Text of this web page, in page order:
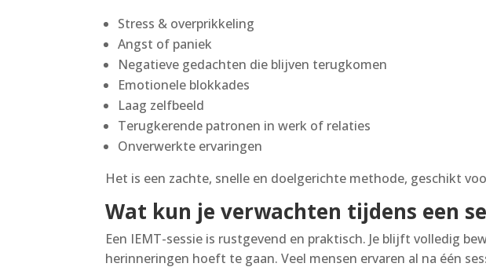
Stress & overprikkeling
Angst of paniek
Negatieve gedachten die blijven terugkomen
Emotionele blokkades
Laag zelfbeeld
Terugkerende patronen in werk of relaties
Onverwerkte ervaringen
Het is een zachte, snelle en doelgerichte methode, geschikt
Wat kun je verwachten tijdens een
Een IEMT-sessie is rustgevend en praktisch. Je blijft volledig
herinneringen hoeft te gaan. Veel mensen ervaren al na één